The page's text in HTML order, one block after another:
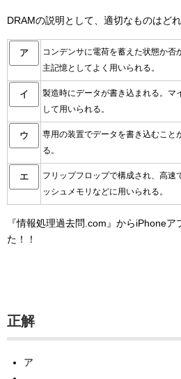
DRAMの説明として、適切なものはどれ
ア
コンデンサに電荷を蓄えた状態か否
主記憶としてよく用いられる。
イ
製造時にデータが書き込まれる。マ
して用いられる。
ウ
専用の装置でデータを書き込むこと
る。
エ
フリップフロップで構成され、高速
ッシュメモリなどに用いられる。
『情報処理過去問.com』からiPhone
た！！
正解
ア